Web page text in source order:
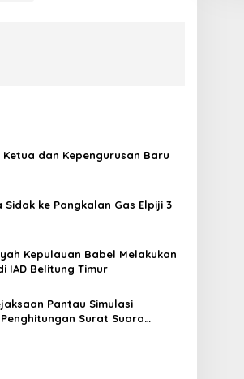
dan Kepengurusan Baru
Sidak ke Pangkalan Gas Elpiji 3
Kepulauan Babel Melakukan
IAD Belitung Timur
Pantau Simulasi
Surat Suara